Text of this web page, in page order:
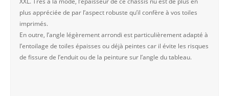
plus appréciée de par l’aspect robuste qu’il confère à vos toiles
imprimés.
En outre, l’angle légèrement arrondi est particulièrement adapté à
l’entoilage de toiles épaisses ou déjà peintes car il évite les risques
de fissure de l’enduit ou de la peinture sur l’angle du tableau.